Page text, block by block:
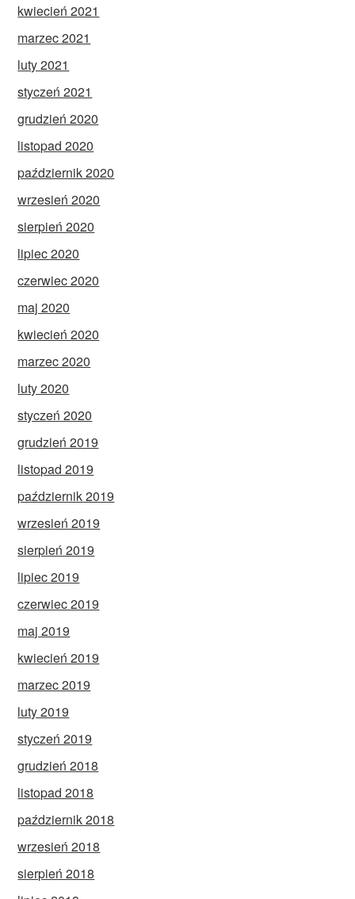
kwiecień 2021
marzec 2021
luty 2021
styczeń 2021
grudzień 2020
listopad 2020
październik 2020
wrzesień 2020
sierpień 2020
lipiec 2020
czerwiec 2020
maj 2020
kwiecień 2020
marzec 2020
luty 2020
styczeń 2020
grudzień 2019
listopad 2019
październik 2019
wrzesień 2019
sierpień 2019
lipiec 2019
czerwiec 2019
maj 2019
kwiecień 2019
marzec 2019
luty 2019
styczeń 2019
grudzień 2018
listopad 2018
październik 2018
wrzesień 2018
sierpień 2018